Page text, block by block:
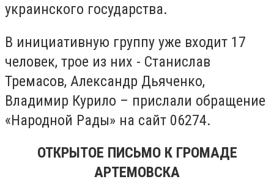
украинского государства.
В инициативную группу уже входит 17
человек, трое из них - Станислав
Тремасов, Александр Дьяченко,
Владимир Курило – прислали обращение
«Народной Рады» на сайт 06274.
ОТКРЫТОЕ ПИСЬМО К ГРОМАДЕ
АРТЕМОВСКА